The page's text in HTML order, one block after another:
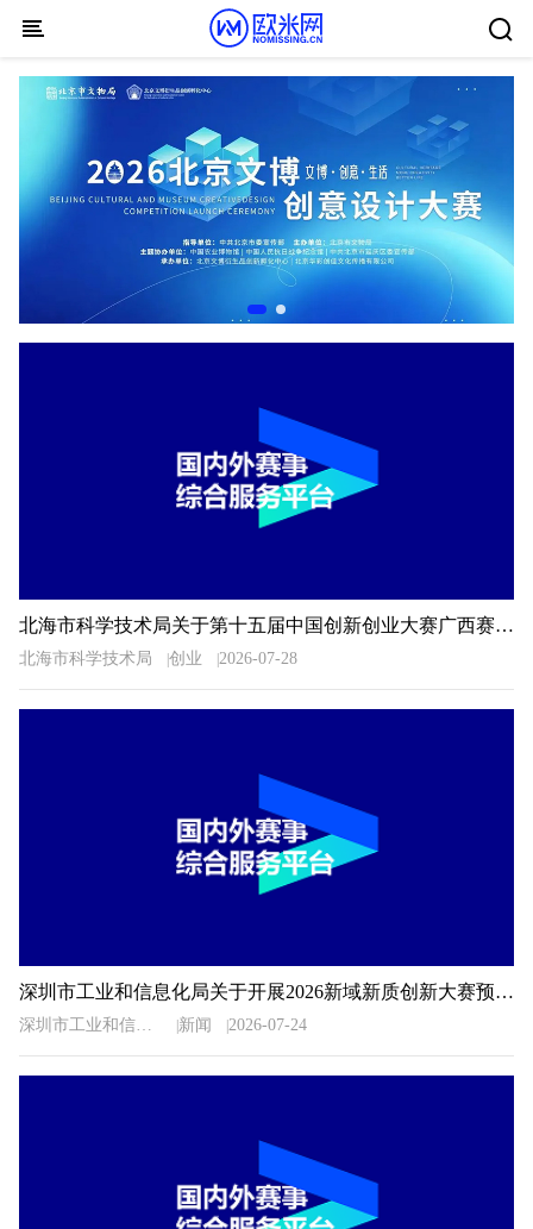
Skip to content
北海市科学技术局关于第十五届中国创新创业大赛广西赛区北海市选拔赛暨2026年北海市创新创业大赛相关事项的通知
北海市科学技术局 创业 2026-07-28
深圳市工业和信息化局关于开展2026新域新质创新大赛预选推荐工作的通知
深圳市工业和信息化局 新闻 2026-07-24